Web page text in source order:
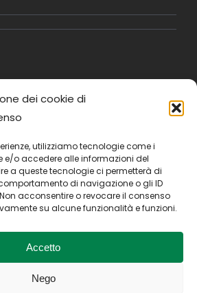
dei cookie di
utilizziamo tecnologie come i
e/o accedere alle informazioni del
a queste tecnologie ci permetterà di
di navigazione o gli ID
acconsentire o revocare il consenso
su alcune funzionalità e funzioni.
Accetto
Nego
All Rights Reserved by E D & F Man